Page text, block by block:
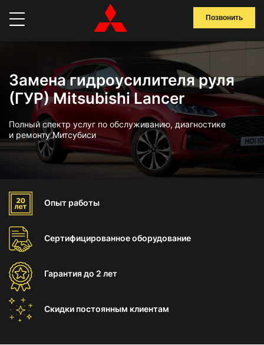
Позвонить
Замена гидроусилителя руля
(ГУР) Mitsubishi Lancer
Полный спектр услуг по обслуживанию, диагностике
и ремонту Митсубиси
Опыт работы
Сертифицированноеоборудование
Гарантиядо 2 лет
Скидки постоянным клиентам